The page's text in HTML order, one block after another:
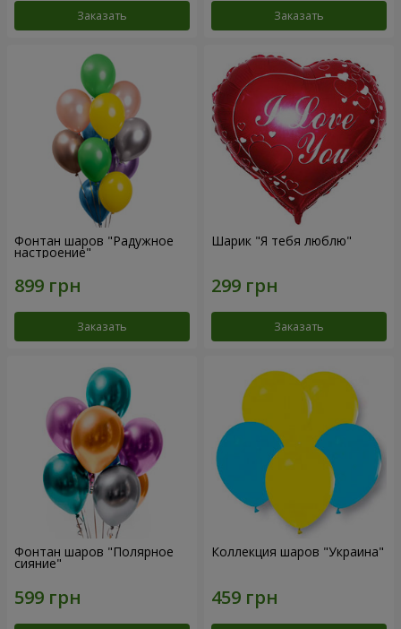
Заказать Заказать
Фонтан шаров "Радужное
настроение"
Заказать
Шарик "Я тебя люблю"
Заказать
Фонтан шаров "Полярное
сияние"
Коллекция шаров "Украина"